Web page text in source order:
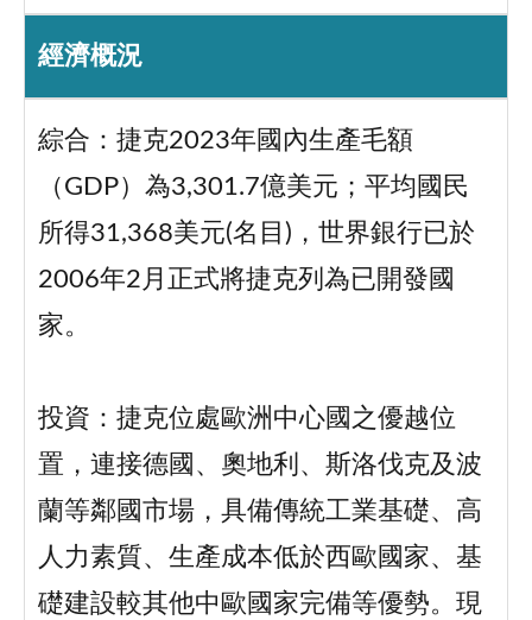
經濟概況
綜合：捷克2023年國內生產毛額
（GDP）為3,301.7億美元；平均國民
所得31,368美元(名目)，世界銀行已於
2006年2月正式將捷克列為已開發國
家。
投資：捷克位處歐洲中心國之優越位
置，連接德國、奧地利、斯洛伐克及波
蘭等鄰國市場，具備傳統工業基礎、高
人力素質、生產成本低於西歐國家、基
礎建設較其他中歐國家完備等優勢。現